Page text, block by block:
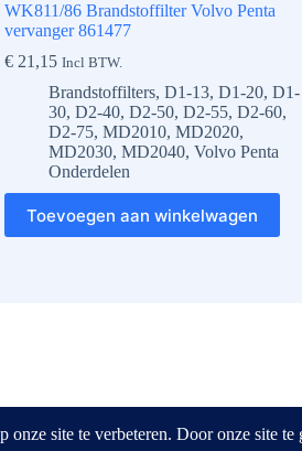
WK811/86 Brandstoffilter Volvo Penta
vervanger 861477
€21,15 Incl BTW.
Brandstoffilters, D1-13, D1-20, D1-
30, D2-40, D2-50, D2-55, D2-60,
D2-75, MD2010, MD2020,
MD2030, MD2040, Volvo Penta
Onderdelen
Toevoegen aan winkelwagen
leveren van onze diensten. Door